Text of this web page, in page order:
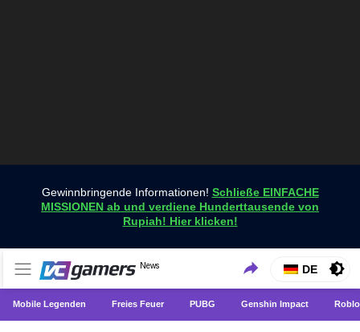
Gewinnbringende Informationen! Schließe EINFACHE
MISSIONEN ab und verdiene Hunderttausende von
Rupiah! Hier klicken!
VCGamers-Neuigkeiten
News
Holen Sie sich die neuesten Spielnachrichten nur bei
VCGamers
DE
Mobile Legenden Freies Feuer PUBG Genshin Impact